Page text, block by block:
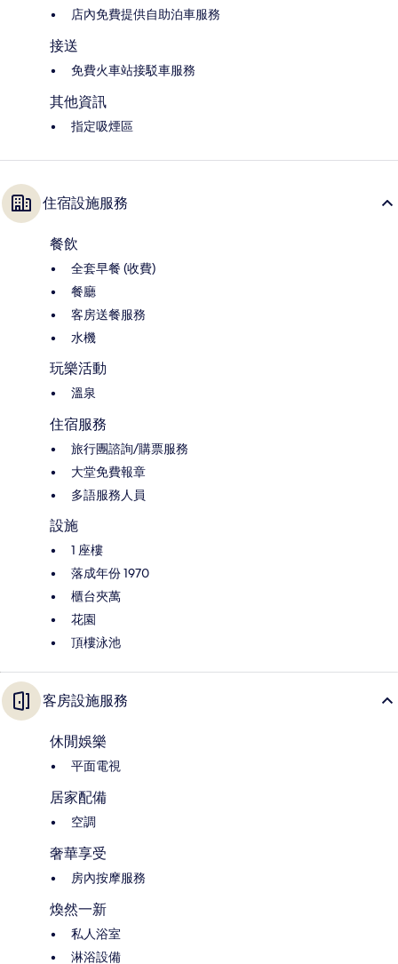
店內免費提供自助泊車服務
接送
免費火車站接駁車服務
其他資訊
指定吸煙區
住宿設施服務
餐飲
全套早餐 (收費)
餐廳
客房送餐服務
水機
玩樂活動
溫泉
住宿服務
旅行團諮詢/購票服務
大堂免費報章
多語服務人員
設施
1 座樓
落成年份 1970
櫃台夾萬
花園
頂樓泳池
客房設施服務
休閒娛樂
平面電視
居家配備
空調
奢華享受
房內按摩服務
煥然一新
私人浴室
淋浴設備